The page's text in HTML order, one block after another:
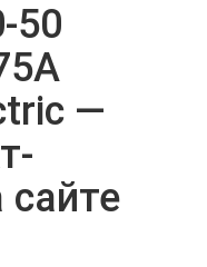
50
—
сайте